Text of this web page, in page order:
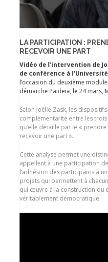
LA PARTICIPATION :
RECEVOIR UNE PART
Vidéo de l’intervention de
de conférence à
l’occasion du deuxième
démarche Paideia, le 24 mars,
Selon Joëlle Zask, les
complémentarité entre les
qu’elle détaille par le «
recevoir une part ».
Cette analyse permet une
appellent à une participation
l’adhésion des participants à
projets qui permettent à
qui œuvre à la construction du
véritablement démocratique.